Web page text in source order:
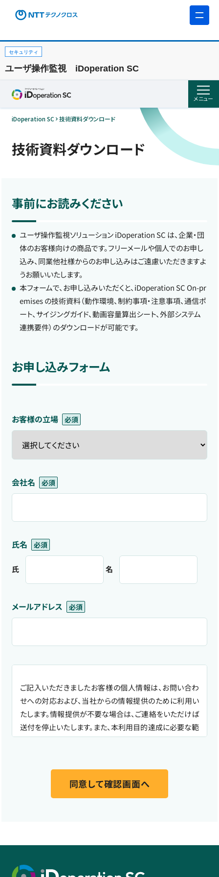
セキュリティ
ユーザ操作監視 iDoperation SC
メニュー
iDoperation SC 技術資料ダウンロード
技術資料ダウンロード
事前にお読みください
ユーザ操作監視ソリューション iDoperation SC は、企業・団
体のお客様向けの商品です。フリーメールや個人でのお申し
込み、同業他社様からのお申し込みはご遠慮いただきますよ
うお願いいたします。
本フォームで、お申し込みいただくと、iDoperation SC On-pr
emises の技術資料（動作環境、制約事項・注意事項、通信ポ
ート、サイジングガイド、動画容量算出シート、外部システム
連携要件）のダウンロードが可能です。
お申し込みフォーム
お客様の立場
会社名
氏名
氏 名
メールアドレス
ご記入いただきましたお客様の個人情報は、お問い合わ
せへの対応および、当社からの情報提供のために利用い
たします。情報提供が不要な場合は、ご連絡をいただけば
送付を停止いたします。また、本利用目的達成に必要な範
囲で、フォームにご入力いただいたお客様の個人情報を
取り扱いに関しましては、NTTテクノクロス株式会社の
理システムにより運用されています。